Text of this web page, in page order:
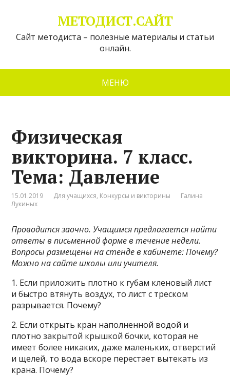
МЕТОДИСТ.САЙТ
Сайт методиста – полезные материалы и статьи
онлайн.
МЕНЮ
Физическая
викторина. 7 класс.
Тема: Давление
15.01.2019 Для учащихся, Конкурсы и викторины
Галина
Лукиных
Проводится заочно. Учащимся предлагается найти
ответы в письменной форме в течение недели.
Вопросы размещены на стенде в кабинете: Почему?
Можно на сайте школы или учителя.
1. Если приложить плотно к губам кленовый лист
и быстро втянуть воздух, то лист с треском
разрывается. Почему?
2. Если открыть кран наполненной водой и
плотно закрытой крышкой бочки, которая не
имеет более никаких, даже маленьких, отверстий
и щелей, то вода вскоре перестает вытекать из
крана. Почему?